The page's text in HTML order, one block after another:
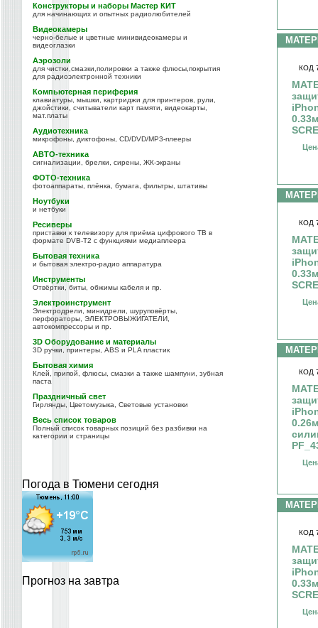
Конструкторы и наборы Мастер КИТ
для начинающих и опытных радиолюбителей
Видеокамеры
черно-белые и цветные минивидеокамеры и
видеоглазки
Аэрозоли
для чистки,смазки,полировки а также флюсы,покрытия
для радиоэлектронной техники
Компьютерная периферия
клавиатуры, мышки, картриджи для принтеров, рули,
джойстики, считыватели карт памяти, видеокарты,
мат.платы
Аудиотехника
микрофоны, диктофоны, CD/DVD/MP3-плееры
АВТО-техника
сигнализации, брелки, сирены, ЖК-экраны
ФОТО-техника
фотоаппараты, плёнка, бумага, фильтры, штативы
Ноутбуки
и нетбуки
Ресиверы
приставки к телевизору для приёма цифрового ТВ в
формате DVB-T2 с функциями медиаплеера
Бытовая техника
и бытовая электро-радио аппаратура
Инструменты
Отвёртки, биты, обжимы кабеля и пр.
Электроинструмент
Электродрели, минидрели, шуруповёрты,
перфораторы, ЭЛЕКТРОВЫЖИГАТЕЛИ,
автокомпрессоры и пр.
3D Оборудование и материалы
3D ручки, принтеры, ABS и PLA пластик
Бытовая химия
Клей, припой, флюсы, смазки а также шампуни, зубная
паста
Праздничный свет
Гирлянды, Цветомузыка, Световые установки
Весь список товаров
Полный список товарных позиций без разбивки на
категории и страницы
Погода в Тюмени сегодня
Прогноз на завтра
КОД
КОД
КОД
КОД